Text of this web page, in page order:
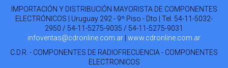
IMPORTACIÓN Y DISTRIBUCIÓN MAYORISTA DE COMPONENTES
ELECTRÓNICOS | Uruguay 292 - 9º Piso - Dto | Tel: 54-11-5032-
2950 / 54-11-5275-9035 / 54-11-5275-9031
infoventas@cdronline.com.ar www.cdronline.com.ar
C.D.R. - COMPONENTES DE RADIOFRECUENCIA - COMPONENTES
ELECTRONICOS